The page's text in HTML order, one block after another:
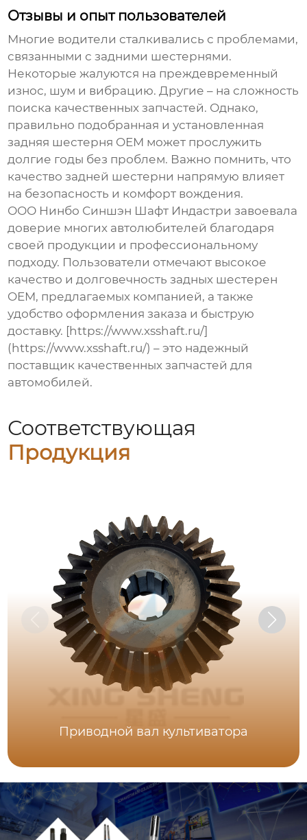
Отзывы и опыт пользователей
Многие водители сталкивались с проблемами,
связанными сзадними шестернями.
Некоторые жалуются на преждевременный
износ, шум и вибрацию. Другие – на сложность
поиска качественных запчастей. Однако,
правильно подобранная и установленная
задняя шестерня OEM может прослужить
долгие годы без проблем. Важно помнить, что
качествозадней шестерни напрямую влияет
на безопасность и комфорт вождения.
ООО Нинбо Синшэн Шафт Индастри завоевала
доверие многих автолюбителей благодаря
своей продукции и профессиональному
подходу. Пользователи отмечают высокое
качество и долговечностьзадных шестерен
OEM, предлагаемых компанией, а также
удобство оформления заказа и быструю
доставку. [https://www.xsshaft.ru/]
(https://www.xsshaft.ru/) – это надежный
поставщик качественных запчастей для
автомобилей.
Соответствующая
Продукция
Приводной вал культиватора